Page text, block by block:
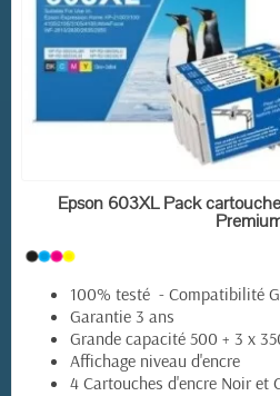
(29 avis)
EN STOCK
Epson 603XL Pack
100% testé - Compatibilité
Garantie 3 ans
Grande capacité 500 + 3 x
Affichage niveau d'encre
4 Cartouches d'encre Noir et